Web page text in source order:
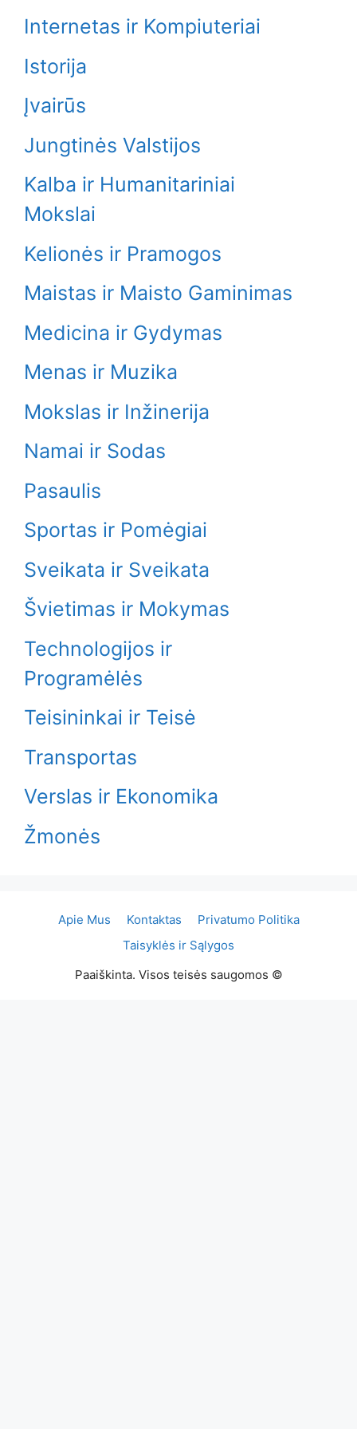
Internetas ir Kompiuteriai
Istorija
Įvairūs
Jungtinės Valstijos
Kalba ir Humanitariniai
Mokslai
Kelionės ir Pramogos
Maistas ir Maisto Gaminimas
Medicina ir Gydymas
Menas ir Muzika
Mokslas ir Inžinerija
Namai ir Sodas
Pasaulis
Sportas ir Pomėgiai
Sveikata ir Sveikata
Švietimas ir Mokymas
Technologijos ir
Programėlės
Teisininkai ir Teisė
Transportas
Verslas ir Ekonomika
Žmonės
Apie Mus Kontaktas
Privatumo Politika
Taisyklės ir Sąlygos
Paaiškinta. Visos teisės saugomos ©